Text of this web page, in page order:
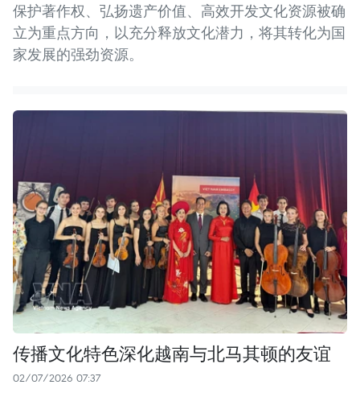
保护著作权、弘扬遗产价值、高效开发文化资源被确
立为重点方向，以充分释放文化潜力，将其转化为国
家发展的强劲资源。
传播文化特色深化越南与北马其顿的友谊
02/07/2026 07:37